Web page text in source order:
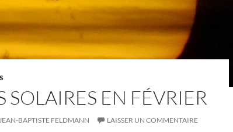
SOLAIRES EN FÉVRIER
BAPTISTE FELDMANN LAISSER UN COMMENTAIRE